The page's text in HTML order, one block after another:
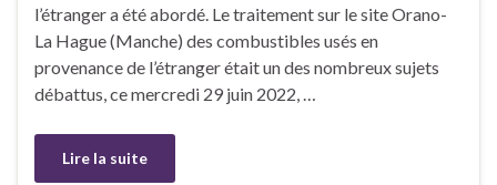
l’étranger a été abordé. Le traitement sur le site Orano-
La Hague (Manche) des combustibles usés en
provenance de l’étranger était un des nombreux sujets
débattus, ce mercredi 29 juin 2022, …
Lire la suite